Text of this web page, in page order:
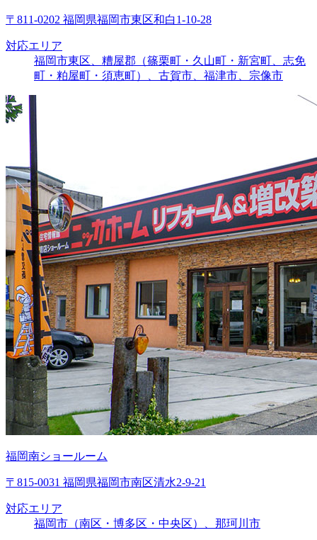
〒811-0202 福岡県福岡市東区和白1-10-28
対応エリア
福岡市東区、糟屋郡（篠栗町・久山町・新宮町、志免
町・粕屋町・須恵町）、古賀市、福津市、宗像市
福岡南ショールーム
〒815-0031 福岡県福岡市南区清水2-9-21
対応エリア
福岡市（南区・博多区・中央区）、那珂川市